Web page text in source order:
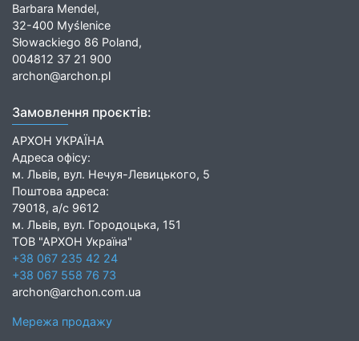
Barbara Mendel,
32-400 Myślenice
Słowackiego 86 Poland,
004812 37 21 900
archon@archon.pl
Замовлення проєктів:
АРХОН УКРАЇНА
Адреса офісу:
м. Львів, вул. Нечуя-Левицького, 5
Поштова адреса:
79018, а/с 9612
м. Львів, вул. Городоцька, 151
ТОВ "АРХОН Україна"
+38 067 235 42 24
+38 067 558 76 73
archon@archon.com.ua
Мережа продажу